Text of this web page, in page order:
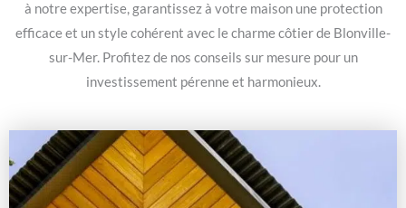
à notre expertise, garantissez à votre maison une protection
efficace et un style cohérent avec le charme côtier de Blonville-
sur-Mer. Profitez de nos conseils sur mesure pour un
investissement pérenne et harmonieux.